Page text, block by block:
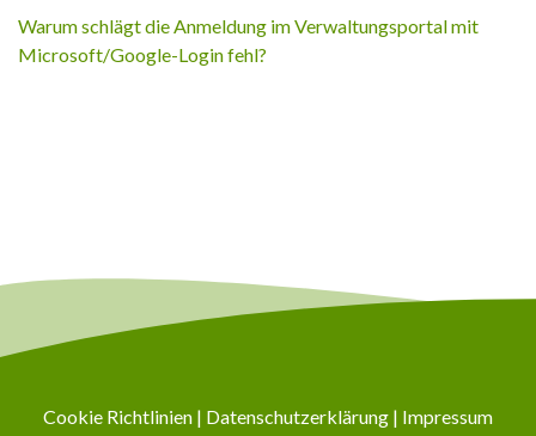
Warum schlägt die Anmeldung im Verwaltungsportal mit
Microsoft/Google-Login fehl?
Cookie Richtlinien | Datenschutzerklärung | Impressum